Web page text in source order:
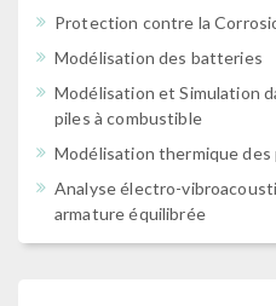
Protection contre la
Modélisation des batteries
Modélisation et Simulation
piles à combustible
Modélisation thermique
Analyse électro-
armature équilibrée